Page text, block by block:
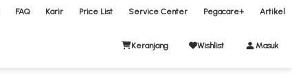
FAQ Karir Price List Service Center Pegacare+ Artikel
Keranjang Wishlist Masuk